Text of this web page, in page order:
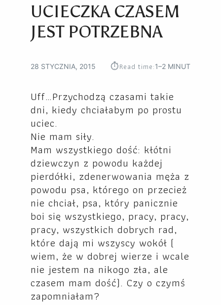
UCIECZKA CZASEM
JEST POTRZEBNA
28 STYCZNIA, 2015 ⏱︎Read time:1–2 MINUT
Uff…Przychodzą czasami takie
dni, kiedy chciałabym po prostu
uciec.
Nie mam siły.
Mam wszystkiego dość: kłótni
dziewczyn z powodu każdej
pierdółki, zdenerwowania męża z
powodu psa, którego on przecież
nie chciał, psa, który panicznie
boi się wszystkiego, pracy, pracy,
pracy, wszystkich dobrych rad,
które dają mi wszyscy wokół (
wiem, że w dobrej wierze i wcale
nie jestem na nikogo zła, ale
czasem mam dość). Czy o czymś
zapomniałam?